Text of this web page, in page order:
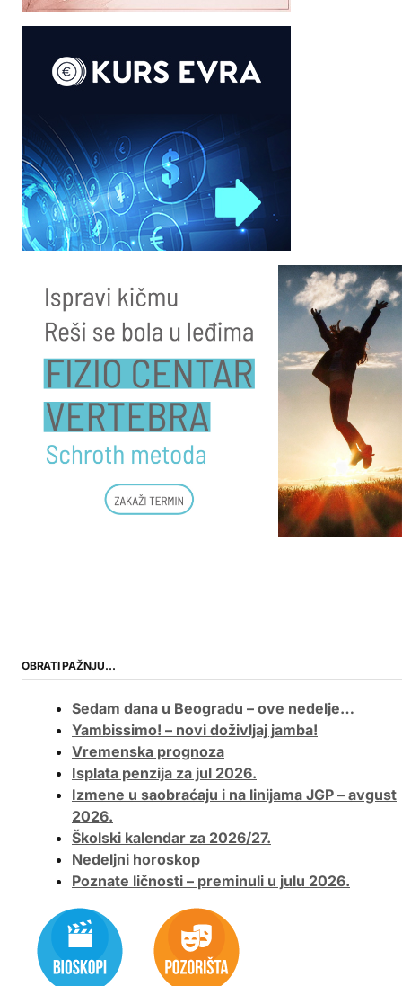
OBRATI PAŽNJU…
Sedam dana u Beogradu – ove nedelje…
Yambissimo! – novi doživljaj jamba!
Vremenska prognoza
Isplata penzija za jul 2026.
Izmene u saobraćaju i na linijama JGP – avgust
2026.
Školski kalendar za 2026/27.
Nedeljni horoskop
Poznate ličnosti – preminuli u julu 2026.